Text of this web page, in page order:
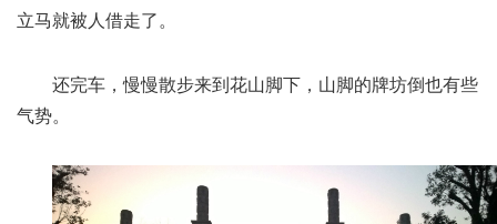
立马就被人借走了。
还完车，慢慢散步来到花山脚下，山脚的牌坊倒也有些
气势。